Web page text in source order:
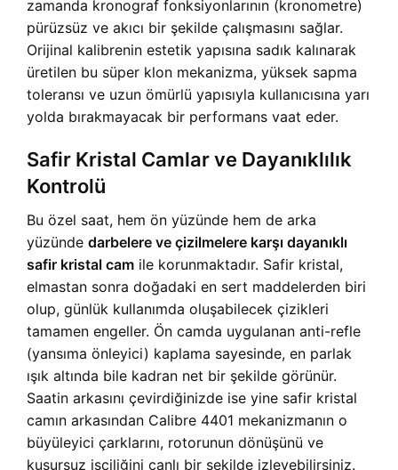
zamanda kronograf fonksiyonlarının (kronometre)
pürüzsüz ve akıcı bir şekilde çalışmasını sağlar.
Orijinal kalibrenin estetik yapısına sadık kalınarak
üretilen bu süper klon mekanizma, yüksek sapma
toleransı ve uzun ömürlü yapısıyla kullanıcısına yarı
yolda bırakmayacak bir performans vaat eder.
Safir Kristal Camlar ve Dayanıklılık
Kontrolü
Bu özel saat, hem ön yüzünde hem de arka
yüzünde darbelere ve çizilmelere karşı dayanıklı
safir kristal cam ile korunmaktadır. Safir kristal,
elmastan sonra doğadaki en sert maddelerden biri
olup, günlük kullanımda oluşabilecek çizikleri
tamamen engeller. Ön camda uygulanan anti-refle
(yansıma önleyici) kaplama sayesinde, en parlak
ışık altında bile kadran net bir şekilde görünür.
Saatin arkasını çevirdiğinizde ise yine safir kristal
camın arkasından Calibre 4401 mekanizmanın o
büyüleyici çarklarını, rotorunun dönüşünü ve
kusursuz işçiliğini canlı bir şekilde izleyebilirsiniz.